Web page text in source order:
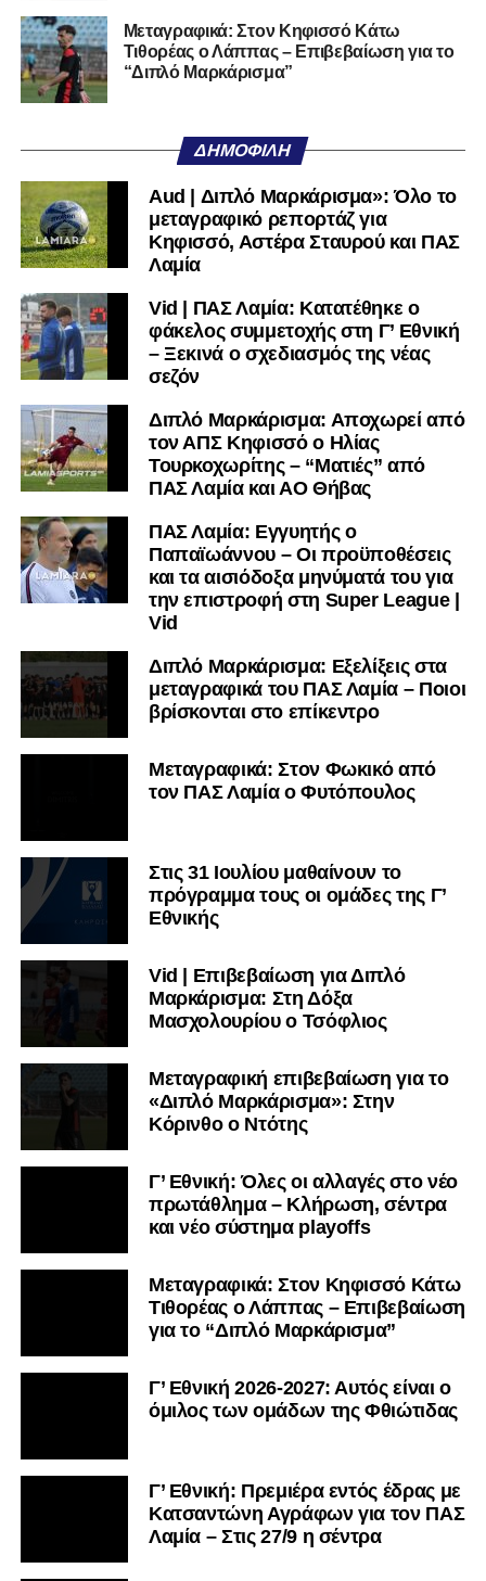
Μεταγραφικά: Στον Κηφισσό Κάτω
Τιθορέας ο Λάππας – Επιβεβαίωση για το
“Διπλό Μαρκάρισμα”
ΔΗΜΟΦΙΛΉ
Aud | Διπλό Μαρκάρισμα»: Όλο το
μεταγραφικό ρεπορτάζ για
Κηφισσό, Αστέρα Σταυρού και ΠΑΣ
Λαμία
Vid | ΠΑΣ Λαμία: Κατατέθηκε ο
φάκελος συμμετοχής στη Γ’ Εθνική
– Ξεκινά ο σχεδιασμός της νέας
σεζόν
Διπλό Μαρκάρισμα: Αποχωρεί από
τον ΑΠΣ Κηφισσό ο Ηλίας
Τουρκοχωρίτης – “Ματιές” από
ΠΑΣ Λαμία και ΑΟ Θήβας
ΠΑΣ Λαμία: Εγγυητής ο
Παπαϊωάννου – Οι προϋποθέσεις
και τα αισιόδοξα μηνύματά του για
την επιστροφή στη Super League |
Vid
Διπλό Μαρκάρισμα: Εξελίξεις στα
μεταγραφικά του ΠΑΣ Λαμία – Ποιοι
βρίσκονται στο επίκεντρο
Μεταγραφικά: Στον Φωκικό από
τον ΠΑΣ Λαμία ο Φυτόπουλος
Στις 31 Ιουλίου μαθαίνουν το
πρόγραμμα τους οι ομάδες της Γ’
Εθνικής
Vid | Επιβεβαίωση για Διπλό
Μαρκάρισμα: Στη Δόξα
Μασχολουρίου ο Τσόφλιος
Μεταγραφική επιβεβαίωση για το
«Διπλό Μαρκάρισμα»: Στην
Κόρινθο ο Ντότης
Γ’ Εθνική: Όλες οι αλλαγές στο νέο
πρωτάθλημα – Κλήρωση, σέντρα
και νέο σύστημα playoffs
Μεταγραφικά: Στον Κηφισσό Κάτω
Τιθορέας ο Λάππας – Επιβεβαίωση
για το “Διπλό Μαρκάρισμα”
Γ’ Εθνική 2026-2027: Αυτός είναι ο
όμιλος των ομάδων της Φθιώτιδας
Γ’ Εθνική: Πρεμιέρα εντός έδρας με
Κατσαντώνη Αγράφων για τον ΠΑΣ
Λαμία – Στις 27/9 η σέντρα